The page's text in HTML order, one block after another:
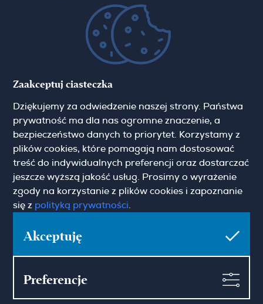
(+48) 22 428 16 15
warsaw@hamiltonmay.com
31-117 Krakow
(+48) 12 426 51 26
krakow@hamiltonmay.com
Hamilton May Wrocław
Zaakceptuj ciasteczka
Dziękujemy za odwiedzenie naszej strony. Państwa
prywatność ma dla nas ogromne znaczenie, a
bezpieczeństwo danych to priorytet. Korzystamy z
plików cookies, które pomagają nam dostosować
treść do indywidualnych preferencji oraz dostarczać
jeszcze wyższą jakość usług. Prosimy o wyrażenie
zgody na korzystanie z plików cookies i zapoznanie
się z polityką prywatności
Akceptuję
Preferencje